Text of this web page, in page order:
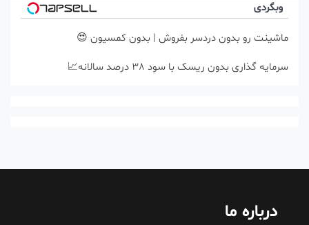
وبگردی
ماشینت رو بدون دردسر بفروش | بدون کمسیون 😍
سرمایه گذاری بدون ریسک با سود 38 درصد سالانه📈
درباره ما